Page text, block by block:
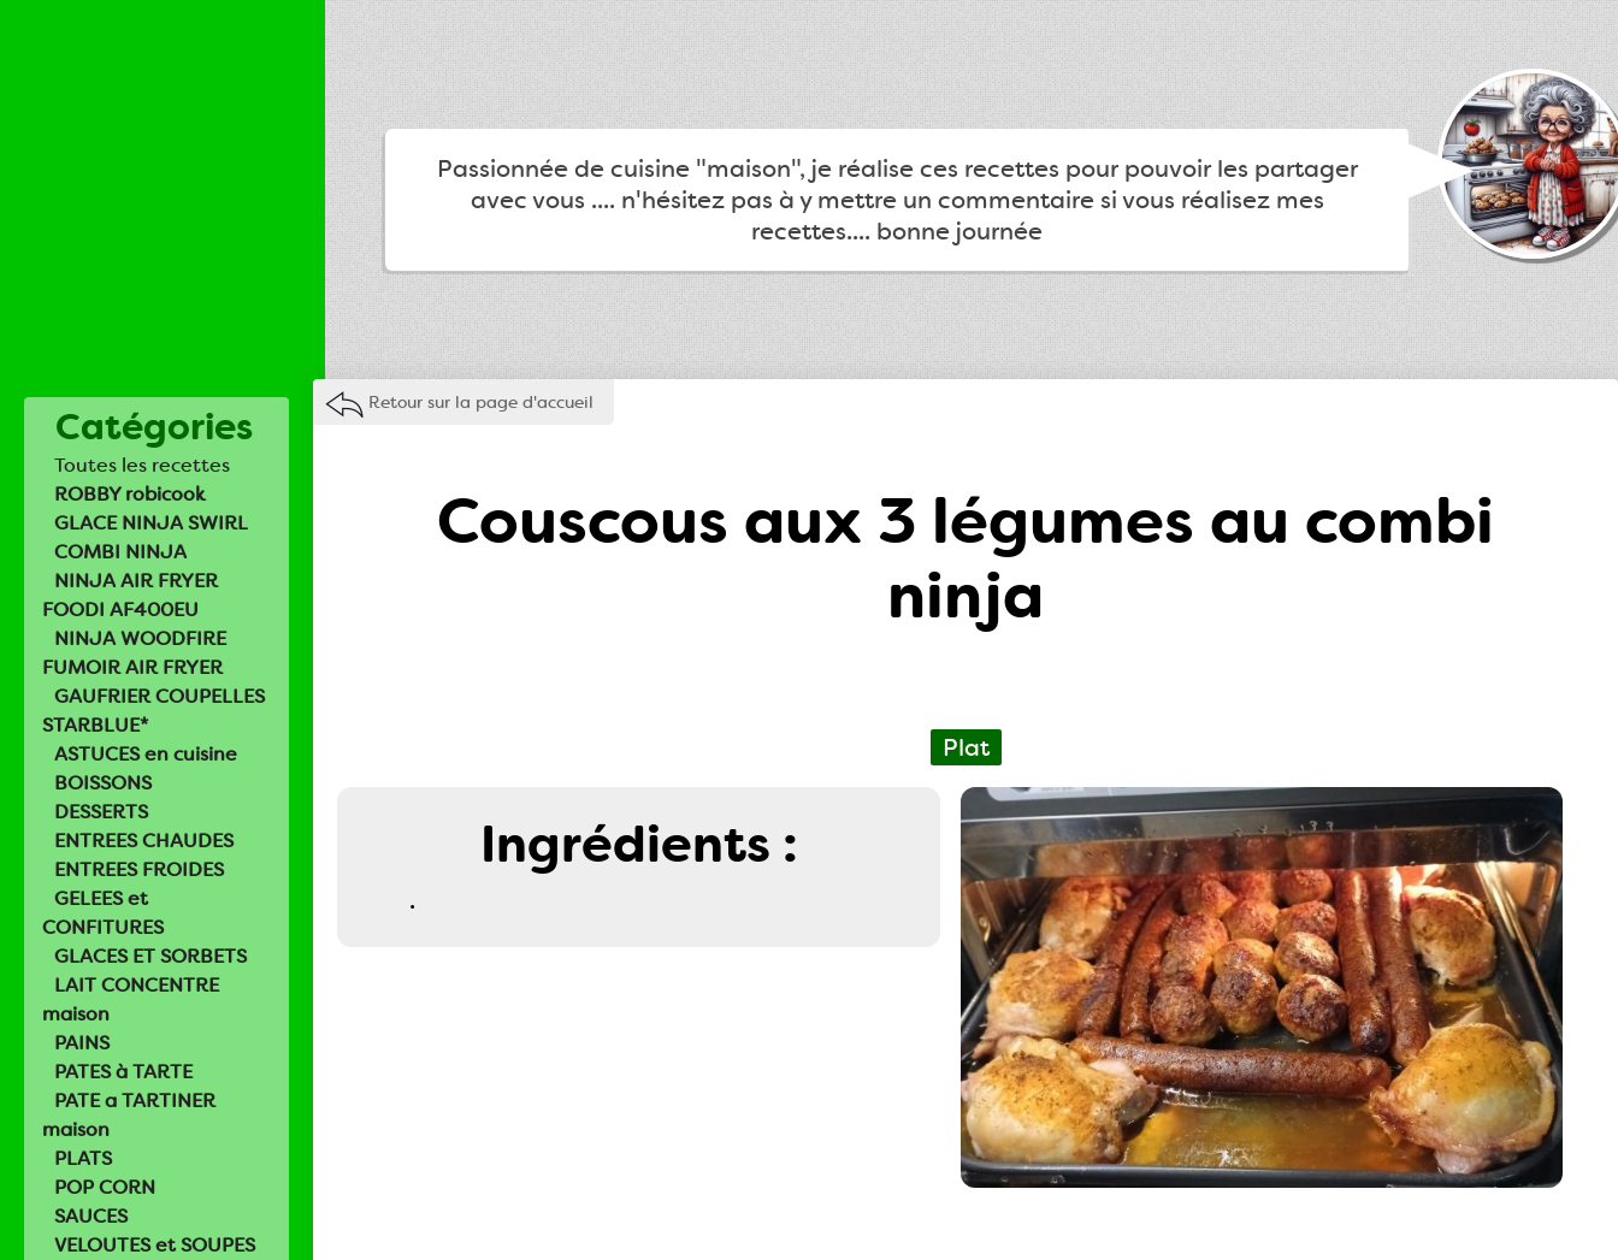
Passionnée de cuisine "maison", je réalise ces recettes pour pouvoir les partager
avec vous .... n'hésitez pas à y mettre un commentaire si vous réalisez mes
recettes.... bonne journée
Catégories
Toutes les recettes
ROBBY robicook
GLACE NINJA SWIRL
COMBI NINJA
NINJA AIR FRYER
FOODI AF400EU
NINJA WOODFIRE
FUMOIR AIR FRYER
GAUFRIER COUPELLES
STARBLUE*
ASTUCES en cuisine
BOISSONS
DESSERTS
ENTREES CHAUDES
ENTREES FROIDES
GELEES et
CONFITURES
GLACES ET SORBETS
LAIT CONCENTRE
maison
PAINS
PATES à TARTE
PATE a TARTINER
maison
PLATS
POP CORN
SAUCES
VELOUTES et SOUPES
Retour sur la page d'accueil
Couscous aux 3 légumes au combi
ninja
Plat
Ingrédients :
.